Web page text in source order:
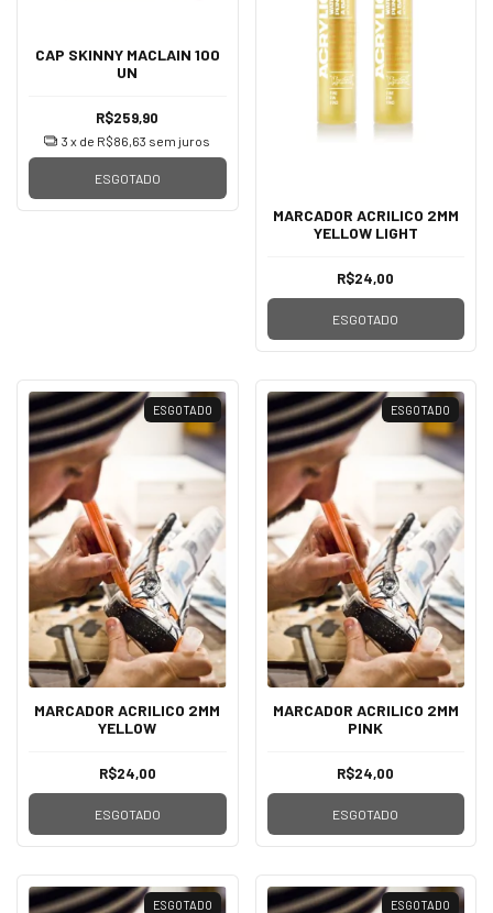
CAP SKINNY MACLAIN 100
UN
R$259,90
3 x de R$86,63 sem juros
ESGOTADO
MARCADOR ACRILICO 2MM
YELLOW LIGHT
R$24,00
ESGOTADO
ESGOTADO
MARCADOR ACRILICO 2MM
YELLOW
R$24,00
ESGOTADO
ESGOTADO
MARCADOR ACRILICO 2MM
PINK
R$24,00
ESGOTADO
ESGOTADO ESGOTADO